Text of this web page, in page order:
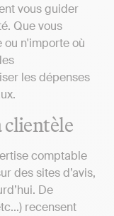
vous guider
Que vous
ou n'importe où
les dépenses
clientèle
comptable
des sites d’avis,
De
recensent